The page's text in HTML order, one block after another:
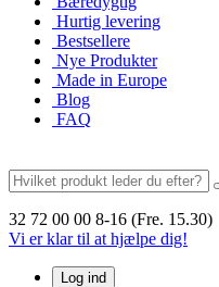
Hurtig levering
Bestsellere
Nye Produkter
Made in Europe
Blog
FAQ
32 72 00 00 8-16 (Fre. 15.30)
Vi er klar til at hjælpe dig!
Log ind